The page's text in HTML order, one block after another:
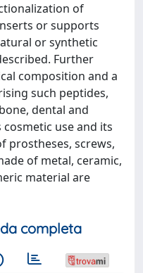
of
or supports
or synthetic
Further
composition and a
such peptides,
dental and
use and its
prostheses, screws,
of metal, ceramic,
material are
completa